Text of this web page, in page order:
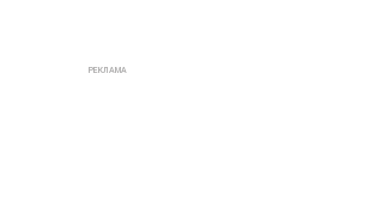
РЕКЛАМА